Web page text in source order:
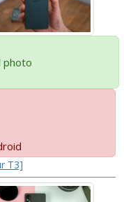
photo
T3]